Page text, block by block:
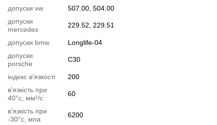
допуски vw
507.00, 504.00
допуски
mercedes
229.52, 229.51
допуски bmw
Longlife-04
допуски
porsche
C30
індекс в'язкості
200
в'язкість при
40°c, мм²/с
60
в'язкість при
-30°c, мпа
6200